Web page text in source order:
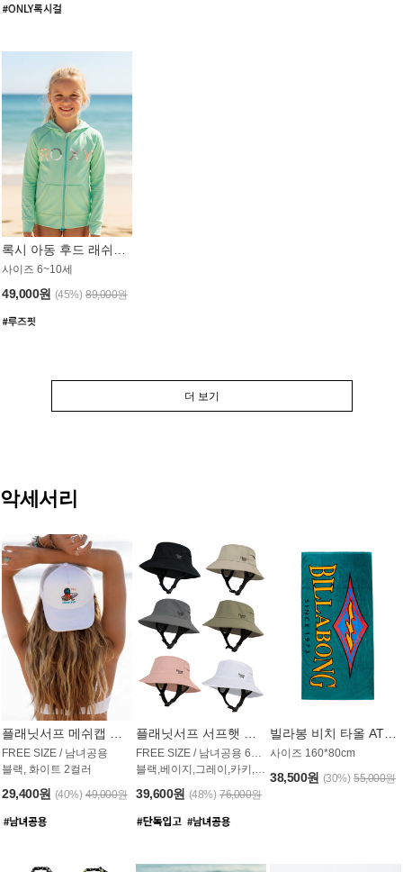
록시 아동 후드 래쉬가드 GT764MRX
사이즈 6~10세
49,000원 (45%) 89,000원
더 보기
악세서리
FREE SIZE / 남녀공용
블랙, 화이트 2컬러
29,400원 (40%) 49,000원
블랙,베이지,그레이,카키,핑크,화이트
39,600원 (48%) 76,000원
사이즈 160*80cm
38,500원 (30%) 55,000원